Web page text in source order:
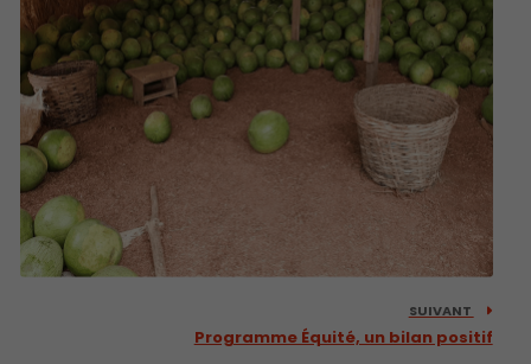
SUIVANT
Programme Équité, un bilan positif